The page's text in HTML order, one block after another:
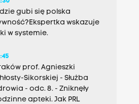
gubi się polska
wskazuje
w systemie.
prof. Agnieszki
Sikorskiej - Służba
- odc. 8. - Zniknęły
apteki. Jak PRL